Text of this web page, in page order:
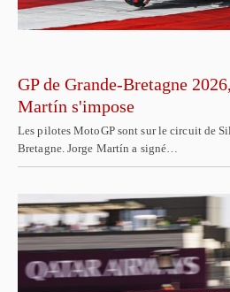
GP de Grande-Bretagne
Martín s'impose
Les pilotes MotoGP sont sur le circuit de
Bretagne. Jorge Martín a signé…